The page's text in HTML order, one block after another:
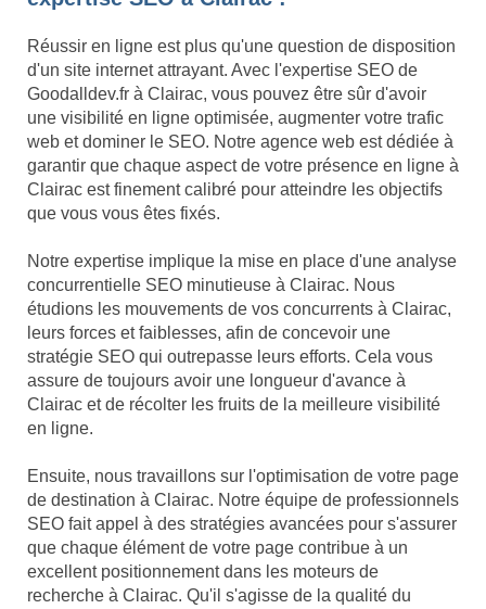
Réussir en ligne est plus qu'une question de disposition
d'un site internet attrayant. Avec l'expertise SEO de
Goodalldev.fr à Clairac, vous pouvez être sûr d'avoir
une visibilité en ligne optimisée, augmenter votre trafic
web et dominer le SEO. Notre agence web est dédiée à
garantir que chaque aspect de votre présence en ligne à
Clairac est finement calibré pour atteindre les objectifs
que vous vous êtes fixés.
Notre expertise implique la mise en place d'une analyse
concurrentielle SEO minutieuse à Clairac. Nous
étudions les mouvements de vos concurrents à Clairac,
leurs forces et faiblesses, afin de concevoir une
stratégie SEO qui outrepasse leurs efforts. Cela vous
assure de toujours avoir une longueur d'avance à
Clairac et de récolter les fruits de la meilleure visibilité
en ligne.
Ensuite, nous travaillons sur l'optimisation de votre page
de destination à Clairac. Notre équipe de professionnels
SEO fait appel à des stratégies avancées pour s'assurer
que chaque élément de votre page contribue à un
excellent positionnement dans les moteurs de
recherche à Clairac. Qu'il s'agisse de la qualité du